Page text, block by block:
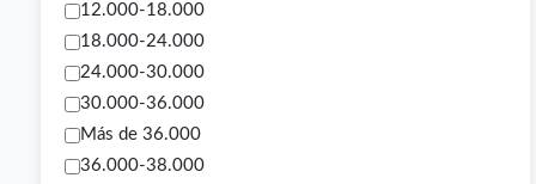
12.000-18.000
18.000-24.000
24.000-30.000
30.000-36.000
Más de 36.000
36.000-38.000